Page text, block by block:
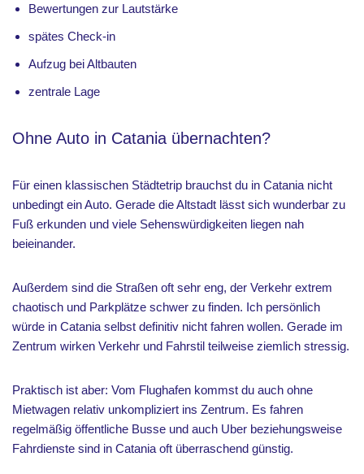
Bewertungen zur Lautstärke
spätes Check-in
Aufzug bei Altbauten
zentrale Lage
Ohne Auto in Catania übernachten?
Für einen klassischen Städtetrip brauchst du in Catania nicht
unbedingt ein Auto. Gerade die Altstadt lässt sich wunderbar zu
Fuß erkunden und viele Sehenswürdigkeiten liegen nah
beieinander.
Außerdem sind die Straßen oft sehr eng, der Verkehr extrem
chaotisch und Parkplätze schwer zu finden. Ich persönlich
würde in Catania selbst definitiv nicht fahren wollen. Gerade im
Zentrum wirken Verkehr und Fahrstil teilweise ziemlich stressig.
Praktisch ist aber: Vom Flughafen kommst du auch ohne
Mietwagen relativ unkompliziert ins Zentrum. Es fahren
regelmäßig öffentliche Busse und auch Uber beziehungsweise
Fahrdienste sind in Catania oft überraschend günstig.